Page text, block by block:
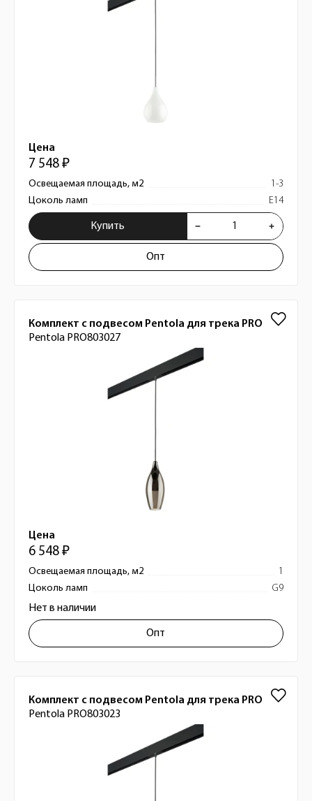
Цена
7 548 ₽
Освещаемая площадь, м2
1-3
Цоколь ламп
E14
Купить
Опт
Комплект с подвесом Pentola для трека PRO
Pentola PRO803027
Цена
6 548 ₽
Освещаемая площадь, м2
1
Цоколь ламп
G9
Нет в наличии
Опт
Комплект с подвесом Pentola для трека PRO
Pentola PRO803023